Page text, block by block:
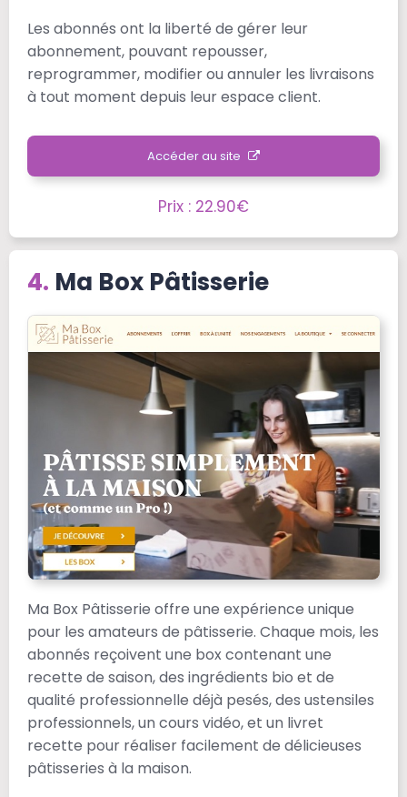
Les abonnés ont la liberté de gérer leur
abonnement, pouvant repousser,
reprogrammer, modifier ou annuler les livraisons
à tout moment depuis leur espace client.
Accéder au site
Prix : 22.90€
Ma Box Pâtisserie
Ma Box Pâtisserie offre une expérience unique
pour les amateurs de pâtisserie. Chaque mois, les
abonnés reçoivent une box contenant une
recette de saison, des ingrédients bio et de
qualité professionnelle déjà pesés, des ustensiles
professionnels, un cours vidéo, et un livret
recette pour réaliser facilement de délicieuses
pâtisseries à la maison.